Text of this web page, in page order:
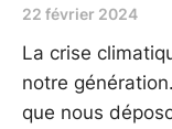
22 février 2024
La crise
notre
que nous